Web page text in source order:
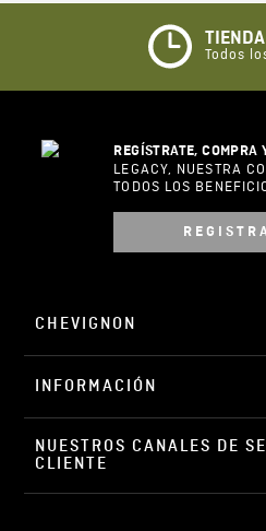
Todos
REGÍSTRATE, COMPRA
LEGACY, NUESTRA
TODOS LOS
CHEVIGNON
INFORMACIÓN
NUESTROS CANALES DE
CLIENTE